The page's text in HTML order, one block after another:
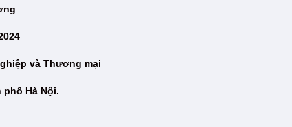
và Thương mại
Hà Nội.